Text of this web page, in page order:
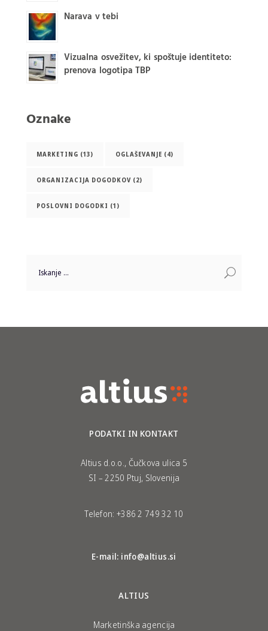
Narava v tebi
Vizualna osvežitev, ki spoštuje identiteto:
prenova logotipa TBP
Oznake
MARKETING (13) OGLAŠEVANJE (4)
ORGANIZACIJA DOGODKOV (2)
POSLOVNI DOGODKI (1)
PODATKI IN KONTAKT
Altius d.o.o., Čučkova ulica 5
SI – 2250 Ptuj, Slovenija
Telefon: +386 2 749 32 10
E-mail: info@altius.si
ALTIUS
Marketinška agencija